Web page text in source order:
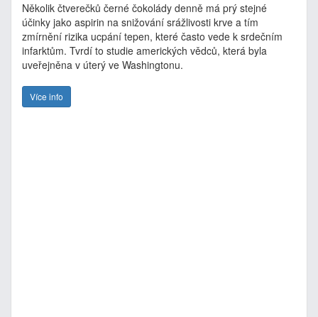
Několik čtverečků černé čokolády denně má prý stejné
účinky jako aspirin na snižování srážlivosti krve a tím
zmírnění rizika ucpání tepen, které často vede k srdečním
infarktům. Tvrdí to studie amerických vědců, která byla
uveřejněna v úterý ve Washingtonu.
Více info